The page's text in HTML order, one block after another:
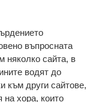
въпросната
няколко сайта, в
водят до
към други сайтове,
хора, които